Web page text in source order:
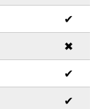
✔
✖
✔
✔